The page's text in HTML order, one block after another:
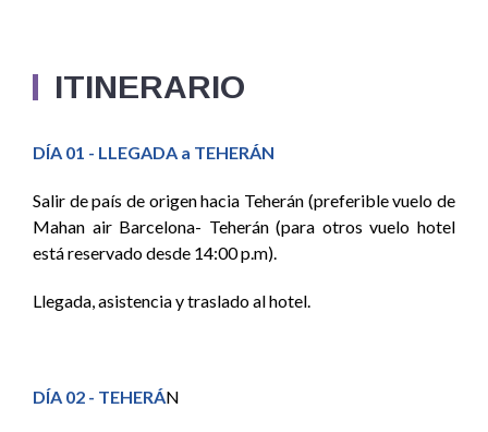
ITINERARIO
DÍA 01 - LLEGADA a TEHERÁN
Salir de país de origen hacia Teherán (preferible vuelo de
Mahan air Barcelona- Teherán (para otros vuelo hotel
está reservado desde 14:00 p.m).
Llegada, asistencia y traslado al hotel.
DÍA 02 - TEHERÁN